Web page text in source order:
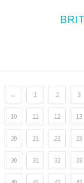
← 1 2 3
10 11 12 13
20 21 22 23
30 31 32 33